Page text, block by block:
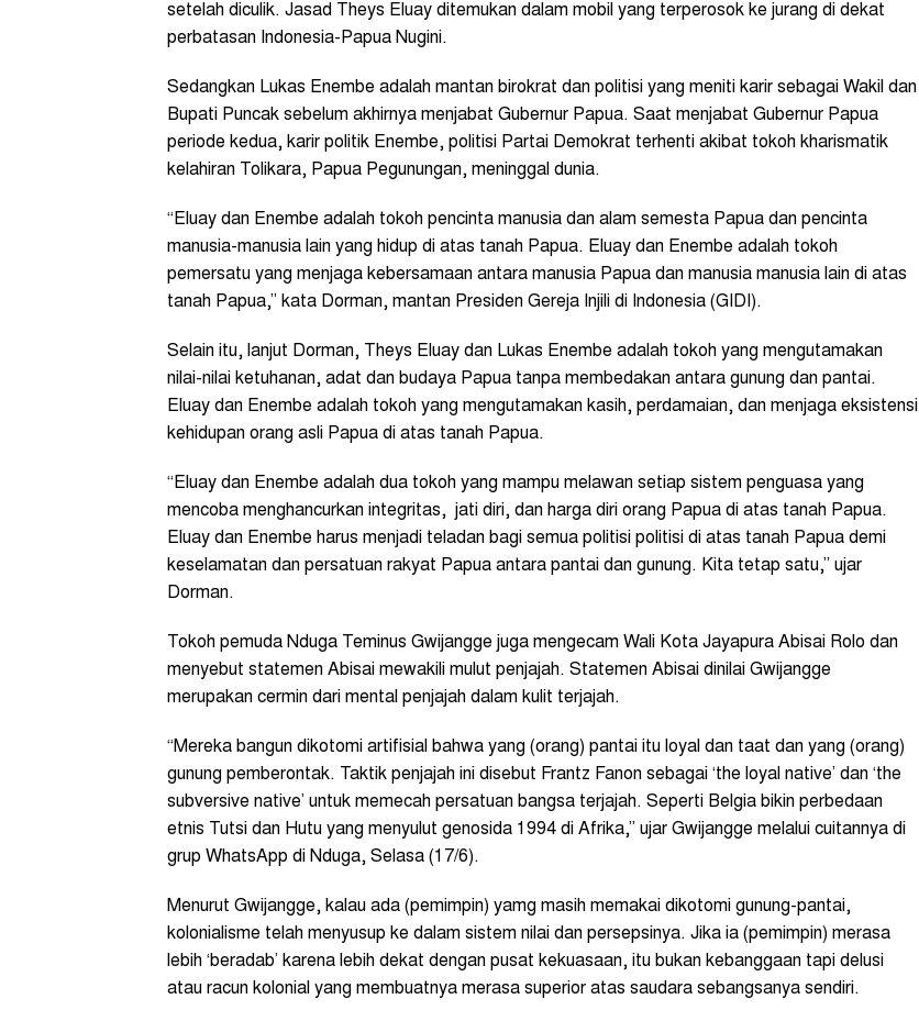
setelah diculik. Jasad Theys Eluay ditemukan dalam mobil yang terperosok ke jurang di dekat
perbatasan Indonesia-Papua Nugini.
Sedangkan Lukas Enembe adalah mantan birokrat dan politisi yang meniti karir sebagai Wakil dan
Bupati Puncak sebelum akhirnya menjabat Gubernur Papua. Saat menjabat Gubernur Papua
periode kedua, karir politik Enembe, politisi Partai Demokrat terhenti akibat tokoh kharismatik
kelahiran Tolikara, Papua Pegunungan, meninggal dunia.
“Eluay dan Enembe adalah tokoh pencinta manusia dan alam semesta Papua dan pencinta
manusia-manusia lain yang hidup di atas tanah Papua. Eluay dan Enembe adalah tokoh
pemersatu yang menjaga kebersamaan antara manusia Papua dan manusia manusia lain di atas
tanah Papua,” kata Dorman, mantan Presiden Gereja Injili di Indonesia (GIDI).
Selain itu, lanjut Dorman, Theys Eluay dan Lukas Enembe adalah tokoh yang mengutamakan
nilai-nilai ketuhanan, adat dan budaya Papua tanpa membedakan antara gunung dan pantai.
Eluay dan Enembe adalah tokoh yang mengutamakan kasih, perdamaian, dan menjaga eksistensi
kehidupan orang asli Papua di atas tanah Papua.
“Eluay dan Enembe adalah dua tokoh yang mampu melawan setiap sistem penguasa yang
mencoba menghancurkan integritas, jati diri, dan harga diri orang Papua di atas tanah Papua.
Eluay dan Enembe harus menjadi teladan bagi semua politisi politisi di atas tanah Papua demi
keselamatan dan persatuan rakyat Papua antara pantai dan gunung. Kita tetap satu,” ujar
Dorman.
Tokoh pemuda Nduga Teminus Gwijangge juga mengecam Wali Kota Jayapura Abisai Rolo dan
menyebut statemen Abisai mewakili mulut penjajah. Statemen Abisai dinilai Gwijangge
merupakan cermin dari mental penjajah dalam kulit terjajah.
“Mereka bangun dikotomi artifisial bahwa yang (orang) pantai itu loyal dan taat dan yang (orang)
gunung pemberontak. Taktik penjajah ini disebut Frantz Fanon sebagai ‘the loyal native’ dan ‘the
subversive native’ untuk memecah persatuan bangsa terjajah. Seperti Belgia bikin perbedaan
etnis Tutsi dan Hutu yang menyulut genosida 1994 di Afrika,” ujar Gwijangge melalui cuitannya di
grup WhatsApp di Nduga, Selasa (17/6).
Menurut Gwijangge, kalau ada (pemimpin) yamg masih memakai dikotomi gunung-pantai,
kolonialisme telah menyusup ke dalam sistem nilai dan persepsinya. Jika ia (pemimpin) merasa
lebih ‘beradab’ karena lebih dekat dengan pusat kekuasaan, itu bukan kebanggaan tapi delusi
atau racun kolonial yang membuatnya merasa superior atas saudara sebangsanya sendiri.